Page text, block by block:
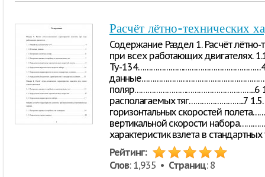
Расчёт лётно-технических
Содержание Раздел 1. Расчёт лётно-
при всех работающих двигателях.
Ту-134…………………………………………………4
поляр………………………………………………...6
располагаемых тяг……………………..7
горизонтальных скоростей
вертикальной скорости
характеристик взлета в
Рейтинг:
Слов: 1,935 • Страниц: 8